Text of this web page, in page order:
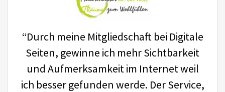
“Durch meine Mitgliedschaft bei Digitale
Seiten, gewinne ich mehr Sichtbarkeit
und Aufmerksamkeit im Internet weil
ich besser gefunden werde. Der Service,